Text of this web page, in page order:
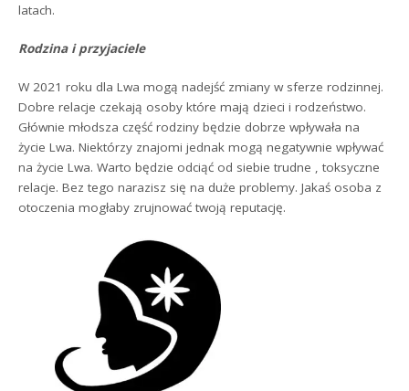
latach.
Rodzina i przyjaciele
W 2021 roku dla Lwa mogą nadejść zmiany w sferze rodzinnej.
Dobre relacje czekają osoby które mają dzieci i rodzeństwo.
Głównie młodsza część rodziny będzie dobrze wpływała na
życie Lwa. Niektórzy znajomi jednak mogą negatywnie wpływać
na życie Lwa. Warto będzie odciąć od siebie trudne , toksyczne
relacje. Bez tego narazisz się na duże problemy. Jakaś osoba z
otoczenia mogłaby zrujnować twoją reputację.